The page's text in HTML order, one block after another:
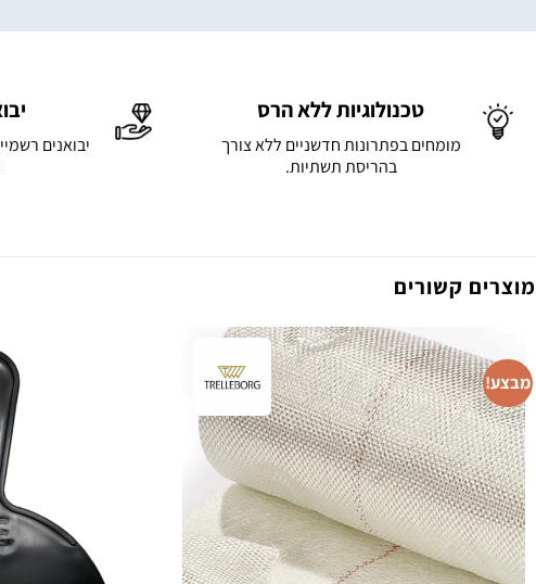
טכנולוגיות ללא הרס
מומחים בפתרונות חדשניים ללא צורך
בהריסת תשתיות.
יבואנים
מוצרים קשורים
מבצע!